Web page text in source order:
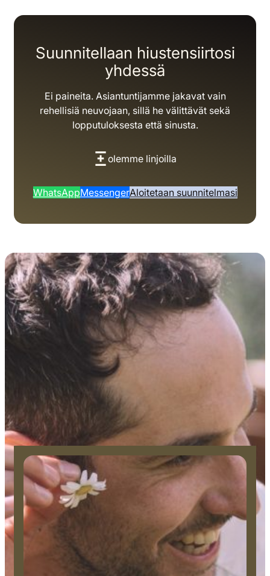
Suunnitellaan hiustensiirtosi
yhdessä
Ei paineita. Asiantuntijamme jakavat vain
rehellisiä neuvojaan, sillä he välittävät sekä
lopputuloksesta että sinusta.
olemme linjoilla
WhatsAppMessengerAloitetaan suunnitelmasi